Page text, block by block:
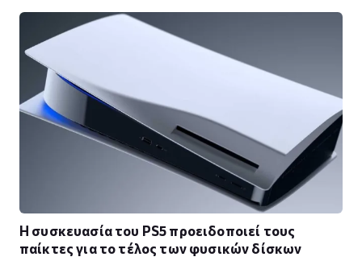
Η συσκευασία του PS5 προειδοποιεί τους
παίκτες για το τέλος των φυσικών δίσκων